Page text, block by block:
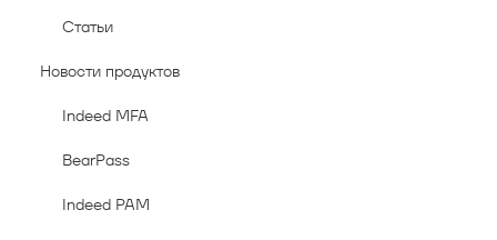
Статьи
Новости продуктов
Indeed MFA
BearPass
Indeed PAM